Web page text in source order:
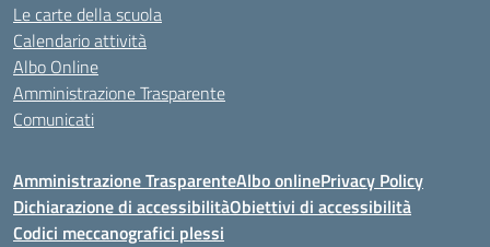
Le carte della scuola
Calendario attività
Albo Online
Amministrazione Trasparente
Comunicati
Amministrazione TrasparenteAlbo onlinePrivacy Policy
Dichiarazione di accessibilitàObiettivi di accessibilità
Codici meccanografici plessi